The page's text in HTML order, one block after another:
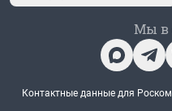
Мы в
Контактные данные для